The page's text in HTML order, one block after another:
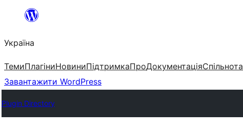
Перейти
вмісту
Україна
ТемиПлагіниНовиниПідтримкаПроДокументаціяСпільнота
Завантажити WordPress
Plugin Directory